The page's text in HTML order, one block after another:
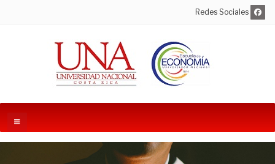
Redes Sociales